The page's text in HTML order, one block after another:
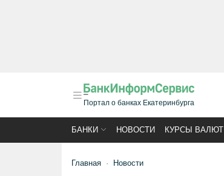
Портал о банках Екатеринбурга
БАНКИ НОВОСТИ КУРСЫ ВАЛЮТ
Главная Новости